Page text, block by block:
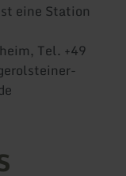
eine Station
Tel. +49